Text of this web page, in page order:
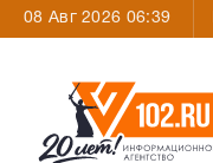
08 Авг 2026 06:39